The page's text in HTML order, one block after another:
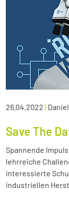
26.04.2022 |
Save The
Spannende
lehrreiche
interessierte
industriellen